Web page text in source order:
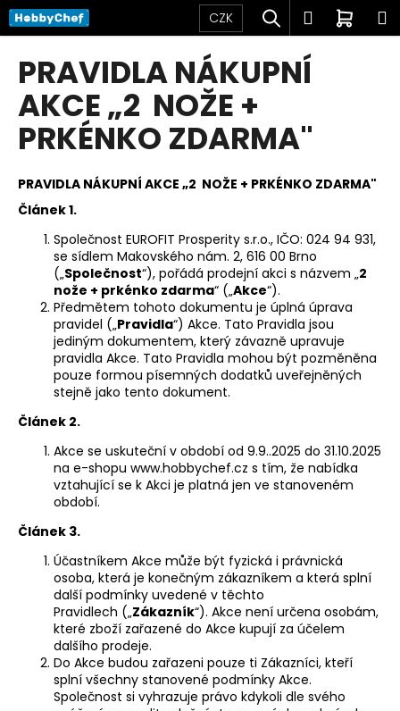
Přejít
na
obsah
CZK Hledat
PRAVIDLA NÁKUPNÍ
AKCE „2 NOŽE +
PRKÉNKO ZDARMA"
PRAVIDLA NÁKUPNÍ AKCE „2 NOŽE + PRKÉNKO ZDARMA"
Článek 1.
Společnost EUROFIT Prosperity s.r.o., IČO: 024 94 931,
se sídlem Makovského nám. 2, 616 00 Brno
(„Společnost“), pořádá prodejní akci s názvem „2
nože + prkénko zdarma“ („Akce“).
Předmětem tohoto dokumentu je úplná úprava
pravidel („Pravidla“) Akce. Tato Pravidla jsou
jediným dokumentem, který závazně upravuje
pravidla Akce. Tato Pravidla mohou být pozměněna
pouze formou písemných dodatků uveřejněných
stejně jako tento dokument.
Článek 2.
Akce se uskuteční v období od 9.9..2025 do 31.10.2025
na e-shopu www.hobbychef.cz s tím, že nabídka
vztahující se k Akci je platná jen ve stanoveném
období.
Článek 3.
Účastníkem Akce může být fyzická i právnická
osoba, která je konečným zákazníkem a která splní
další podmínky uvedené v těchto
Pravidlech („Zákazník“). Akce není určena osobám,
které zboží zařazené do Akce kupují za účelem
dalšího prodeje.
Do Akce budou zařazeni pouze ti Zákazníci, kteří
splní všechny stanovené podmínky Akce.
Společnost si vyhrazuje právo kdykoli dle svého
K
o
C
o
p
t
ř
a
HLEDAT